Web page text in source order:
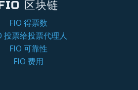
区块链
FIO 得票数
投票给投票代理人
FIO 可靠性
FIO 费用